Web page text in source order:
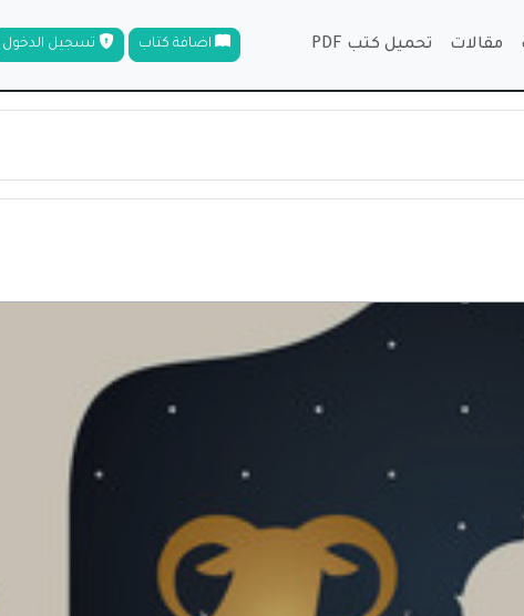
مقالات تحميل كتب PDF